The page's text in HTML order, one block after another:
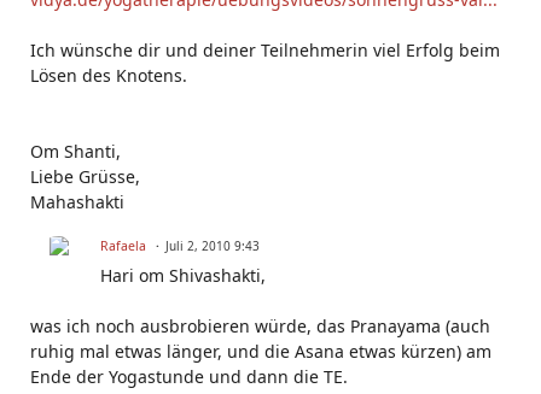
Ich wünsche dir und deiner Teilnehmerin viel Erfolg beim
Lösen des Knotens.
Om Shanti,
Liebe Grüsse,
Mahashakti
Rafaela Juli 2, 2010 9:43
Hari om Shivashakti,
was ich noch ausbrobieren würde, das Pranayama (auch
ruhig mal etwas länger, und die Asana etwas kürzen) am
Ende der Yogastunde und dann die TE.